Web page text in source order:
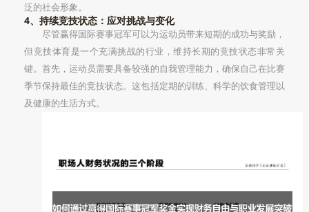
泛的社会形象。
4、持续竞技状态：应对挑战与变化
尽管赢得国际赛事冠军可以为运动员带来短期的成功与奖励，
但竞技体育是一个充满挑战的行业，维持长期的竞技状态非常关
键。首先，运动员需要具备较强的自我管理能力，确保自己在比赛
季节保持最佳的竞技状态。这包括定期的训练、科学的饮食管理以
及健康的生活方式。